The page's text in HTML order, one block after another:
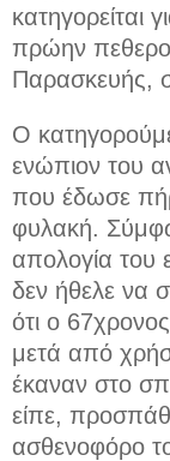
κατηγορείται
πρώην
Παρασκευής,
Ο
ενώπιον του
που έδωσε
φυλακή.
απολογία του
δεν ήθελε να
ότι ο
μετά από
έκαναν στο
είπε,
ασθενοφόρο